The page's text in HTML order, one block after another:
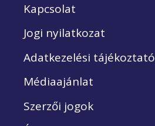
Kapcsolat
Jogi nyilatkozat
Adatkezelési tájékoztató
Médiaajánlat
Szerzői jogok